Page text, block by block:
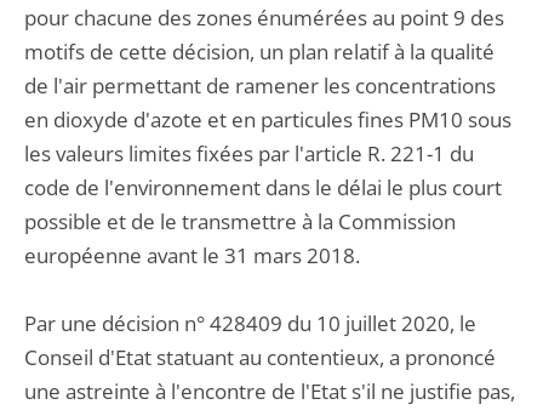
pour chacune des zones énumérées au point 9 des
motifs de cette décision, un plan relatif à la qualité
de l'air permettant de ramener les concentrations
en dioxyde d'azote et en particules fines PM10 sous
les valeurs limites fixées par l'article R. 221-1 du
code de l'environnement dans le délai le plus court
possible et de le transmettre à la Commission
européenne avant le 31 mars 2018.
Par une décision n° 428409 du 10 juillet 2020, le
Conseil d'Etat statuant au contentieux, a prononcé
une astreinte à l'encontre de l'Etat s'il ne justifie pas,